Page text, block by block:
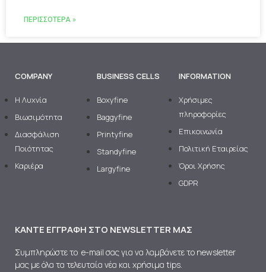
ΠΕΡΙΣΣΌΤΕΡΑ »
COMPANY
H Λυχνία
Βιωσιμότητα
Διασφάλιση
Ποιότητας
Καριέρα
BUSINESS CELLS
Boxyfine
Baggyfine
Printyfine
Standyfine
Largyfine
INFORMATION
Χρήσιμες
πληροφορίες
Επικοινωνία
Πολιτική Εταιρείας
Όροι Χρήσης
GDPR
ΚΆΝΤΕ ΕΓΓΡΑΦΉ ΣΤΟ NEWSLETTER ΜΑΣ
Συμπληρώστε το e-mail σας για να λαμβάνετε το newsletter
μας με όλα τα τελευταία νέα και χρήσιμα tips.